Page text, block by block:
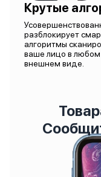
Крутые
разблокирует
алгоритмы
ваше лицо в
внешнем виде.